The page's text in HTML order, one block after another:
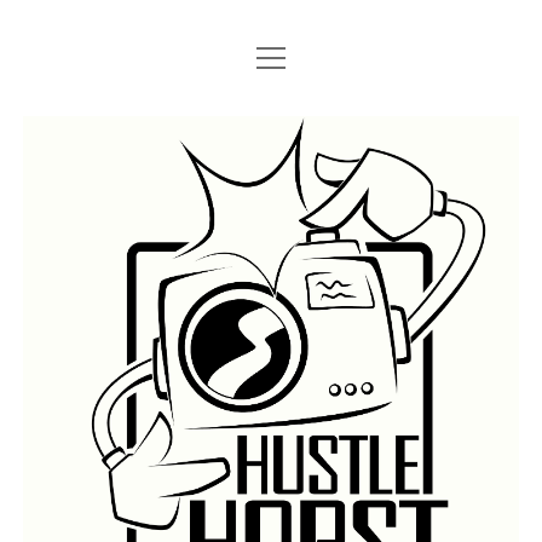
STARTSEITE
BERLIN GRAFFITI
Menü
öffnen
BERLIN BOMBINGS
BERLIN SUBWAY
BERLIN S-BAHN
TRAINS
LEGAL WALLS
HOTTER FRAGT…
ROSTOCK
REGIO
GÜTER
ATHENS GRAFFITI Menü
öffnen
ATHENS TRAINS
Menü
öffnen
Hustlehorst